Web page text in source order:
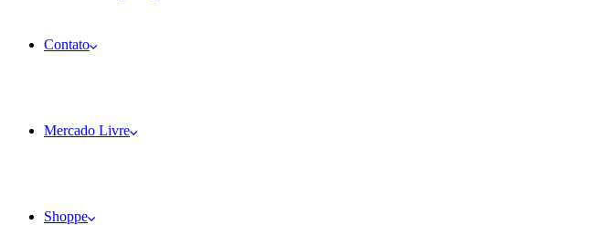
Contato
Mercado Livre
Shoppe